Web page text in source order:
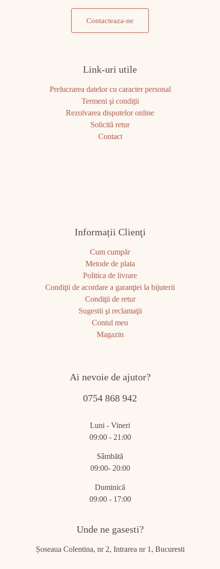
Contacteaza-ne
Link-uri utile
Prelucrarea datelor cu caracter personal
Termeni şi condiţii
Rezolvarea disputelor online
Solicită retur
Contact
Informații Clienţi
Cum cumpăr
Metode de plata
Politica de livrare
Condiţii de acordare a garanţiei la bijuterii
Condiţii de retur
Sugestii şi reclamaţii
Contul meu
Magazin
Ai nevoie de ajutor?
0754 868 942
Luni - Vineri
09:00 - 21:00
Sâmbătă
09:00- 20:00
Duminică
09:00 - 17:00
Unde ne gasesti?
Șoseaua Colentina, nr 2, Intrarea nr 1, Bucuresti